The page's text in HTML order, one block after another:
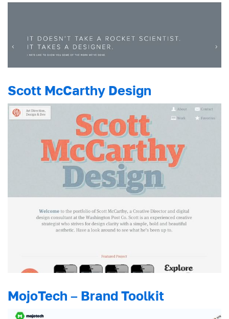
Scott McCarthy Design
MojoTech – Brand Toolkit